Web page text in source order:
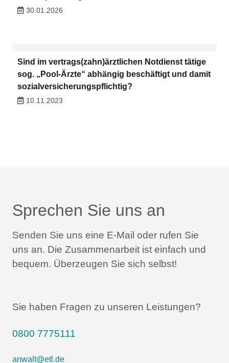
30.01.2026
Sind im vertrags(zahn)ärztlichen Notdienst tätige
sog. „Pool-Ärzte“ abhängig beschäftigt und damit
sozialversicherungspflichtig?
10.11.2023
Sprechen Sie uns an
Senden Sie uns eine E-Mail oder rufen Sie
uns an. Die Zusammenarbeit ist einfach und
bequem. Überzeugen Sie sich selbst!
Sie haben Fragen zu unseren Leistungen?
0800 7775111
anwalt@etl.de